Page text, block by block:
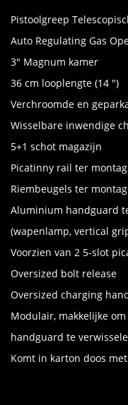
Pistoolgreep
Auto Regulating Gas
3" Magnum kamer
36 cm looplengte (14 ")
Verchroomde en
Wisselbare inwendige
5+1 schot magazijn
Picatinny rail ter
Riembeugels ter
Aluminium handguard
(wapenlamp, vertical
Voorzien van 2 5-slot
Oversized bolt release
Oversized charging
Modulair, makkelijke
handguard te
Komt in karton doos